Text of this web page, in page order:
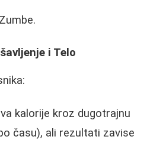
i Telo
kalorije kroz dugotrajnu
času), ali rezultati zavise